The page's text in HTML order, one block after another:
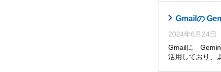
Gmailの
2024年6月24日
Gmailに Gemini
活用しており、